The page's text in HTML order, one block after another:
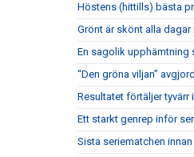
Höstens (hittills) bästa
Grönt är skönt alla dagar
En sagolik upphämtning
“Den gröna viljan”
Resultatet förtäljer tyvärr
Ett starkt genrep inför
Sista seriematchen